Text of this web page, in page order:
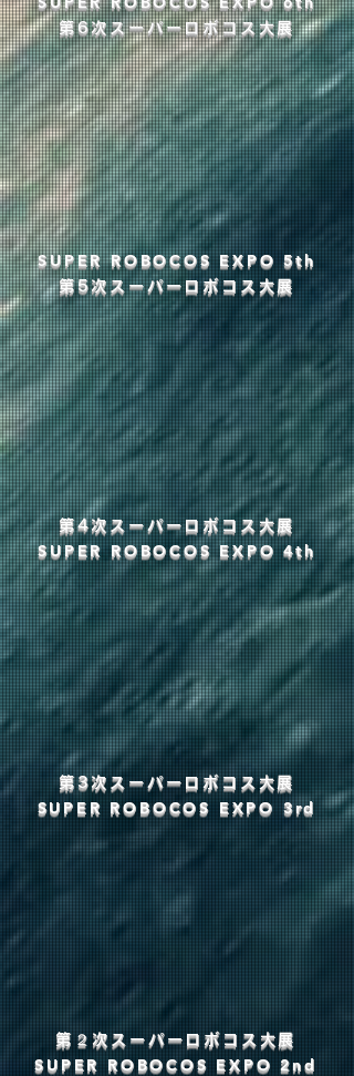
第6次スーパーロボコス大展
​SUPER ROBOCOS EXPO 5th
第5次スーパーロボコス大展
第4次スーパーロボコス大展
​SUPER ROBOCOS EXPO 4th
第3次スーパーロボコス大展
​SUPER ROBOCOS EXPO 3rd
第２次スーパーロボコス大展
​SUPER ROBOCOS EXPO 2nd